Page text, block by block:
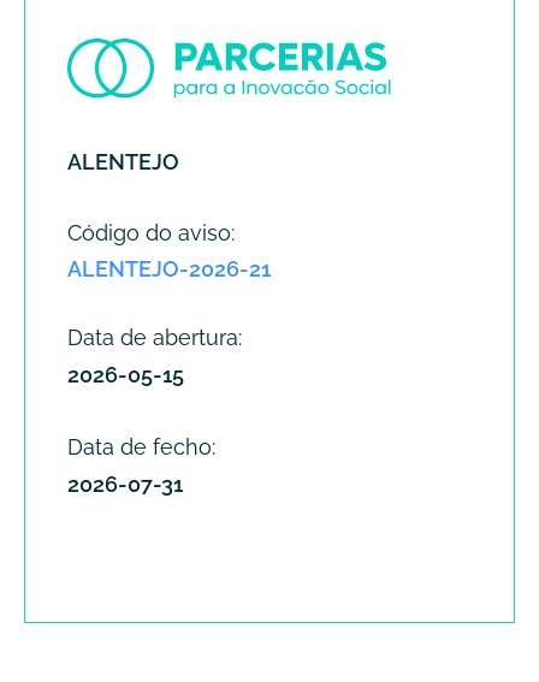
ALENTEJO
Código do aviso:
ALENTEJO-2026-21
Data de abertura:
2026-05-15
Data de fecho:
2026-07-31